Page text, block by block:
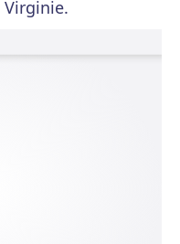
Virginie.